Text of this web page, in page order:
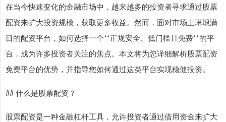
在当今快速变化的金融市场中，越来越多的投资者寻求通过股票
配资来扩大投资规模，获取更多收益。然而，面对市场上琳琅满
目的配资平台，如何选择一个**正规安全、低门槛且免费**的平
台，成为许多投资者关注的焦点。本文将为您详细解析股票配资
免费平台的优势，并指导您如何通过这类平台实现稳健投资。
## 什么是股票配资？
股票配资是一种金融杠杆工具，允许投资者通过借用资金来扩大